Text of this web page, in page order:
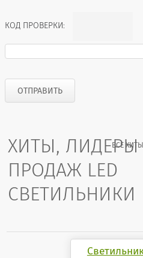
КОД ПРОВЕРКИ:
ХИТЫ, ЛИДЕРЫ
ПРОДАЖ LED
СВЕТИЛЬНИКИ
ВСЕ